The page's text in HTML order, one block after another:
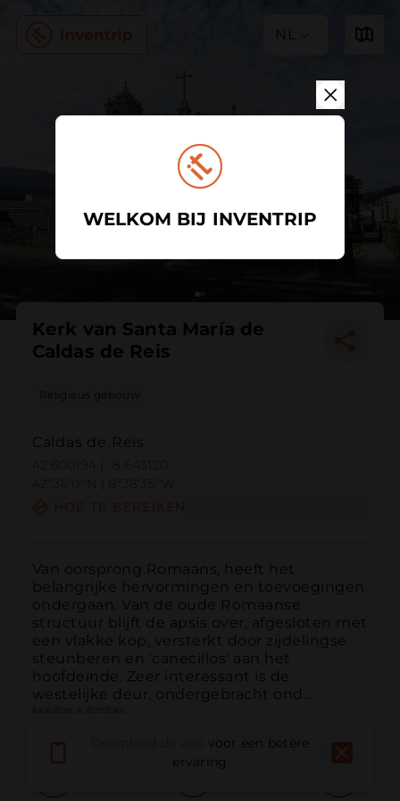
NL
Kerk van Santa María de
Caldas de Reis
Religieus gebouw
Caldas de Reis
Van oorsprong Romaans, heeft het
belangrijke hervormingen en toevoegingen
ondergaan. Van de oude Romaanse
structuur blijft de apsis over, afgesloten met
een vlakke kop, versterkt door zijdelingse
steunberen en 'canecillos' aan het
hoofdeinde. Zeer interessant is de
westelijke deur, ondergebracht ond...
voor een betere
ervaring
WELKOM BIJ INVENTRIP